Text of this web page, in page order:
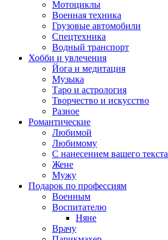
Мотоциклы
Военная техника
Грузовые автомобили
Спецтехника
Водный транспорт
Хобби и увлечения
Йога и медитация
Музыка
Таро и астрология
Творчество и искусство
Разное
Романтические
Любимой
Любимому
С нанесением вашего текста
Жене
Мужу
Подарок по профессиям
Военным
Воспитателю
Няне
Врачу